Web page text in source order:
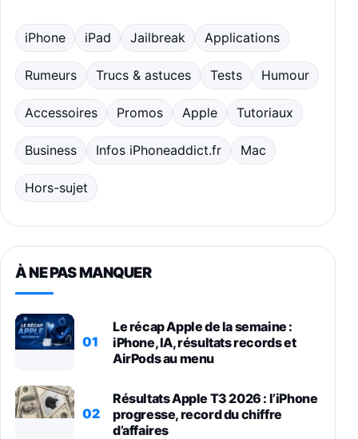
iPhone iPad Jailbreak Applications
Rumeurs Trucs & astuces Tests Humour
Accessoires Promos Apple Tutoriaux
Business Infos iPhoneaddict.fr Mac
Hors-sujet
À NE PAS MANQUER
01
Le récap Apple de la semaine :
iPhone, IA, résultats records et
AirPods au menu
02
Résultats Apple T3 2026 : l’iPhone
progresse, record du chiffre
d’affaires